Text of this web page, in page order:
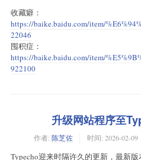
收藏癖：
https://baike.baidu.com/item/
22046
囤积症：
https://baike.baidu.com/item/
922100
升级网站程序至
作者: 陈芝佐 时间: 2026-02-09
Typecho迎来时隔许久的更新，最新版